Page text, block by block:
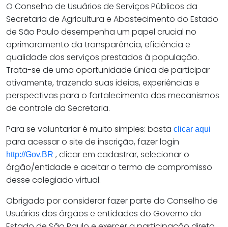
O Conselho de Usuários de Serviços Públicos da
Secretaria de Agricultura e Abastecimento do Estado
de São Paulo desempenha um papel crucial no
aprimoramento da transparência, eficiência e
qualidade dos serviços prestados à população.
Trata-se de uma oportunidade única de participar
ativamente, trazendo suas ideias, experiências e
perspectivas para o fortalecimento dos mecanismos
de controle da Secretaria.
Para se voluntariar é muito simples: basta clicar aqui
para acessar o site de inscrição, fazer login
http://Gov.BR , clicar em cadastrar, selecionar o
órgão/entidade e aceitar o termo de compromisso
desse colegiado virtual.
Obrigado por considerar fazer parte do Conselho de
Usuários dos órgãos e entidades do Governo do